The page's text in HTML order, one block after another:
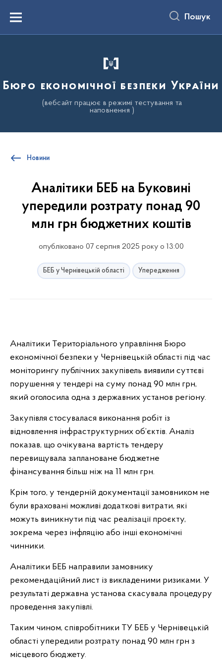
вмістуMenu Пошук
Бюро економічної безпеки України
(вебсайт працює в режимі тестування та
наповнення )
Новини
Аналітики БЕБ на Буковині
упередили розтрату понад 90
млн грн бюджетних коштів
опубліковано 07 серпня 2025 року о 13:00
БЕБ у Чернівецькій області Упередження
Аналітики Територіального управління Бюро
економічної безпеки у Чернівецькій області під час
моніторингу публічних закупівель виявили суттєві
порушення у тендері на суму понад 90 млн грн,
який оголосила одна з державних установ регіону.
Закупівля стосувалася виконання робіт із
відновлення інфраструктурних об’єктів. Аналіз
показав, що очікувана вартість тендеру
перевищувала заплановане бюджетне
фінансування більш ніж на 11 млн грн.
Крім того, у тендерній документації замовником не
були враховані можливі додаткові витрати, які
можуть виникнути під час реалізації проєкту,
зокрема через інфляцію або інші економічні
чинники.
Аналітики БЕБ направили замовнику
рекомендаційний лист із викладеними ризиками. У
результаті державна установа скасувала процедуру
проведення закупівлі.
Таким чином, співробітники ТУ БЕБ у Чернівецькій
області упередили розтрату понад 90 млн грн з
місцевого бюджету.